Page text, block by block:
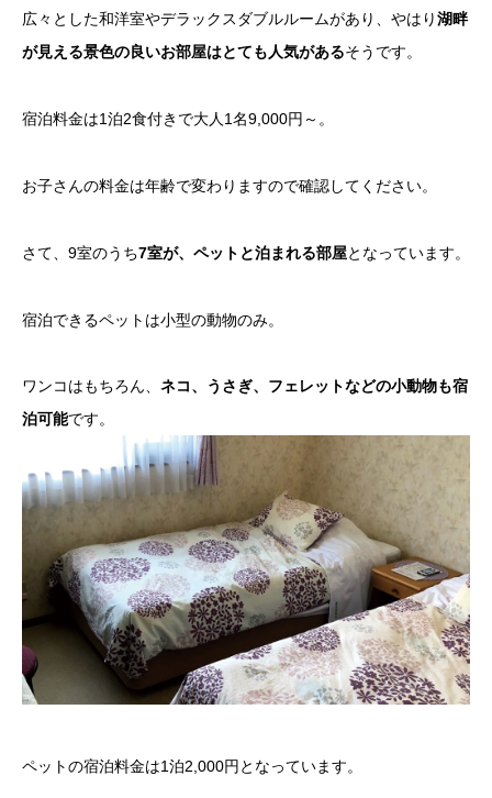
広々とした和洋室やデラックスダブルルームがあり、やはり湖畔
が見える景色の良いお部屋はとても人気があるそうです。
宿泊料金は1泊2食付きで大人1名9,000円～。
お子さんの料金は年齢で変わりますので確認してください。
さて、9室のうち7室が、ペットと泊まれる部屋となっています。
宿泊できるペットは小型の動物のみ。
ワンコはもちろん、 ネコ、うさぎ、フェレットなどの小動物も宿
泊可能です。
ペットの宿泊料金は1泊2,000円となっています。